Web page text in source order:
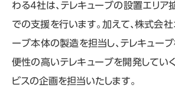
わる4社は、テレキューブの設置エリア
での支援を行います。加えて、株式会
ーブ本体の製造を担当し、テレキューブ
便性の高いテレキューブを開発してい
ビスの企画を担当いたします。